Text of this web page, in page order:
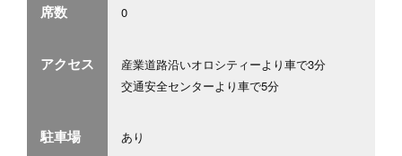
席数 0
アクセス
産業道路沿いオロシティーより車で3分
交通安全センターより車で5分
駐車場 あり